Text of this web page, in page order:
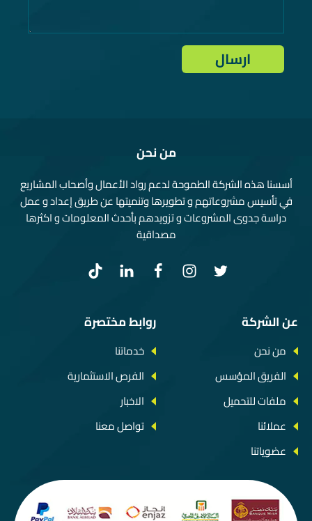
من نحن
أسسنا هذه الشركة الطموحة لدعم رواد الأعمال وأصحاب المشاريع
في تأسيس مشروعاتهم و تطويرها وتنميتها عن طريق إعداد و عمل
دراسة جدوى المشروعات و تزويدهم بأحدث المعلومات و اكثرها
مصداقية
عن الشركة
من نحن
الفريق المؤسس
ملفات للتحميل
عملائنا
عضوياتنا
روابط مختصرة
خدماتنا
الفرص الاستثمارية
الاخبار
تواصل معنا